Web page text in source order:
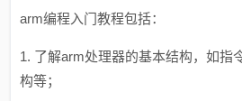
arm编程入门教程包括：
1. 了解arm处理器的基本结构，如指
构等；